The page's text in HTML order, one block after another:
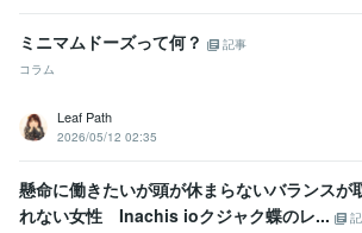
ミニマムドーズって何？
記事
コラム
Leaf Path
2026/05/12 02:35
懸命に働きたいが頭が休まらないバランスが
れない女性 Inachis ioクジャク蝶のレ...